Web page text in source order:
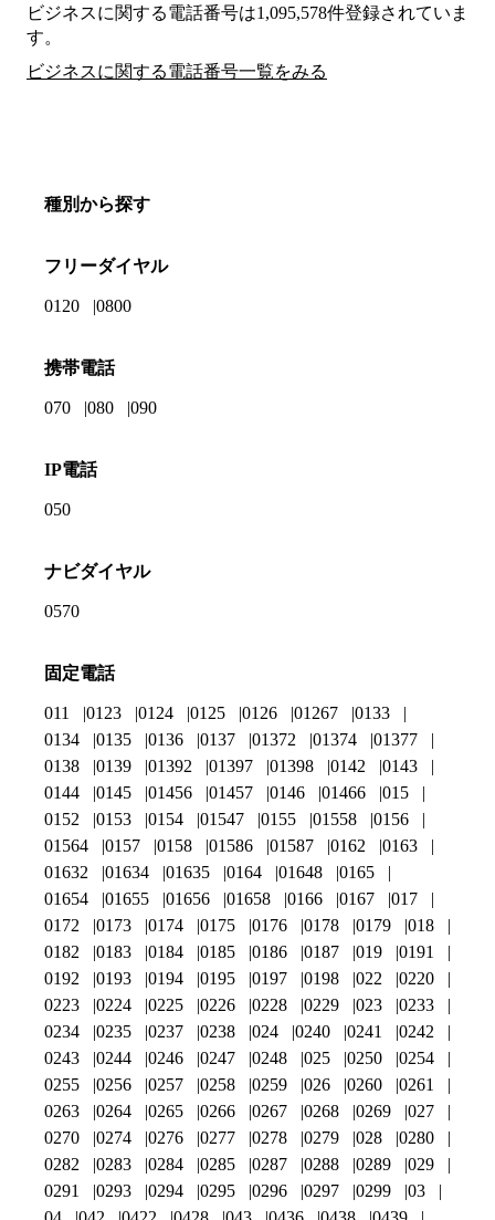
ビジネスに関する電話番号は1,095,578件登録されていま
す。
ビジネスに関する電話番号一覧をみる
種別から探す
フリーダイヤル
0120 0800
携帯電話
070 080 090
IP電話
050
ナビダイヤル
0570
固定電話
011 0123 0124 0125 0126 01267
0133
0134
0135 0136 0137 01372 01374
01377
0138
0139 01392 01397 01398 0142
0143
0144
0145 01456 01457 0146 01466
015
0152
0153 0154 01547 0155 01558
0156
01564
0157 0158 01586 01587 0162
0163
01632
01634 01635 0164 01648
0165
01654
01655 01656 01658 0166 0167
017
0172
0173 0174 0175 0176 0178 0179
018
0182
0183 0184 0185 0186 0187 019
0191
0192
0193 0194 0195 0197 0198 022
0220
0223
0224 0225 0226 0228 0229 023
0233
0234
0235 0237 0238 024 0240 0241
0242
0243
0244 0246 0247 0248 025 0250
0254
0255
0256 0257 0258 0259 026 0260
0261
0263
0264 0265 0266 0267 0268 0269
027
0270
0274 0276 0277 0278 0279 028
0280
0282
0283 0284 0285 0287 0288 0289
029
0291
0293 0294 0295 0296 0297 0299
03